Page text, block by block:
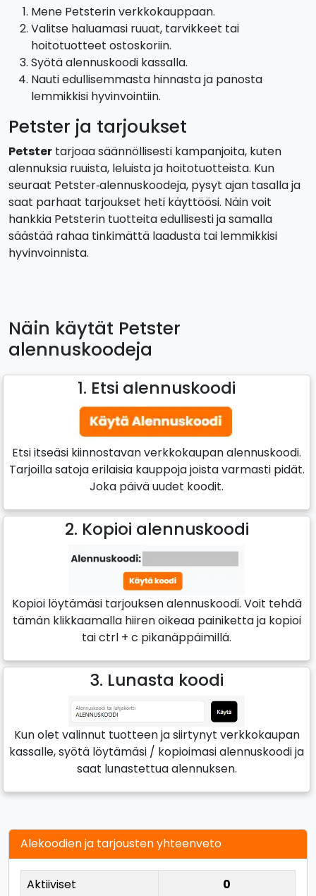
Mene Petsterin verkkokauppaan.
Valitse haluamasi ruuat, tarvikkeet tai
hoitotuotteet ostoskoriin.
Syötä alennuskoodi kassalla.
Nauti edullisemmasta hinnasta ja panosta
lemmikkisi hyvinvointiin.
Petster ja tarjoukset
Petster tarjoaa säännöllisesti kampanjoita, kuten
alennuksia ruuista, leluista ja hoitotuotteista. Kun
seuraat Petster‑alennuskoodeja, pysyt ajan tasalla ja
saat parhaat tarjoukset heti käyttöösi. Näin voit
hankkia Petsterin tuotteita edullisesti ja samalla
säästää rahaa tinkimättä laadusta tai lemmikkisi
hyvinvoinnista.
Näin käytät Petster
alennuskoodeja
1. Etsi alennuskoodi
Etsi itseäsi kiinnostavan verkkokaupan alennuskoodi.
Tarjoilla satoja erilaisia kauppoja joista varmasti pidät.
Joka päivä uudet koodit.
2. Kopioi alennuskoodi
Kopioi löytämäsi tarjouksen alennuskoodi. Voit tehdä
tämän klikkaamalla hiiren oikeaa painiketta ja kopioi
tai ctrl + c pikanäppäimillä.
3. Lunasta koodi
Kun olet valinnut tuotteen ja siirtynyt verkkokaupan
kassalle, syötä löytämäsi / kopioimasi alennuskoodi ja
saat lunastettua alennuksen.
Alekoodien ja tarjousten yhteenveto
Aktiiviset
0